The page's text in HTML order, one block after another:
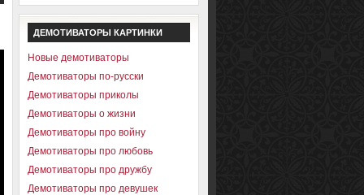
ДЕМОТИВАТОРЫ КАРТИНКИ
Новые демотиваторы
Демотиваторы по-русски
Демотиваторы приколы
Демотиваторы о жизни
Демотиваторы про войну
Демотиваторы про любовь
Демотиваторы про дружбу
Демотиваторы про девушек